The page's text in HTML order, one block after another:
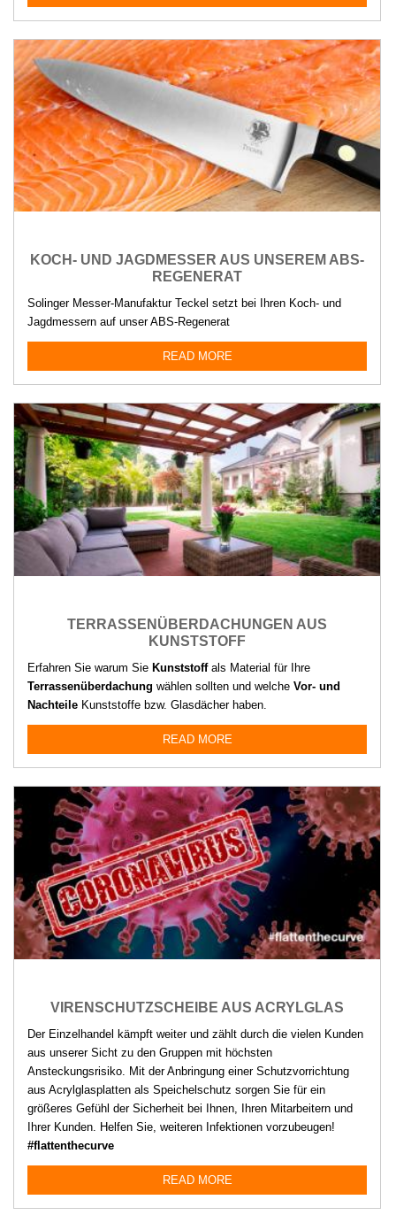
KOCH- UND JAGDMESSER AUS UNSEREM ABS-
REGENERAT
Solinger Messer-Manufaktur Teckel setzt bei Ihren Koch- und
Jagdmessern auf unser ABS-Regenerat
READ MORE
TERRASSENÜBERDACHUNGEN AUS
KUNSTSTOFF
Erfahren Sie warum Sie Kunststoffals Material für Ihre
Terrassenüberdachung wählen sollten und welche Vor- und
Nachteile Kunststoffe bzw. Glasdächer haben.
READ MORE
VIRENSCHUTZSCHEIBE AUS ACRYLGLAS
Der Einzelhandel kämpft weiter und zählt durch die vielen Kunden
aus unserer Sicht zu den Gruppen mit höchsten
Ansteckungsrisiko. Mit der Anbringung einer Schutzvorrichtung
aus Acrylglasplatten als Speichelschutz sorgen Sie für ein
größeres Gefühl der Sicherheit bei Ihnen, Ihren Mitarbeitern und
Ihrer Kunden. Helfen Sie, weiteren Infektionen vorzubeugen!
#flattenthecurve
READ MORE